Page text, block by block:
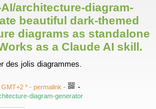
architecture-diagram-
beautiful dark-themed
diagrams as standalone
as a Claude AI skill.
des jolis diagrammes.
GMT+2 * - permalink - -
diagram-generator